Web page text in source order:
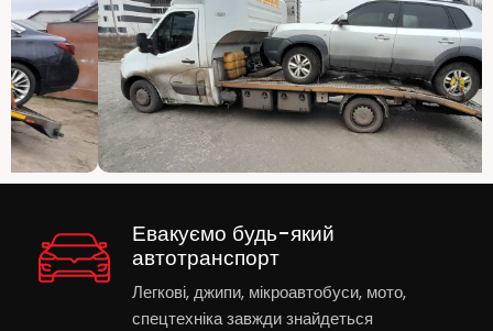
Евакуємо будь-який
автотранспорт
Легкові, джипи, мікроавтобуси, мото,
спецтехніка завжди знайдеться